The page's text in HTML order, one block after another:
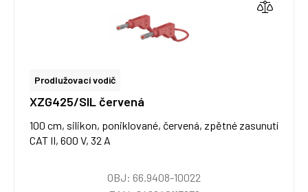
Prodlužovací vodič
XZG425/SIL červená
100 cm, silikon, poniklované, červená, zpětné zasunutí
CAT II, 600 V, 32 A
OBJ: 66.9408-10022